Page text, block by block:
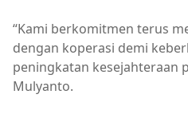
“Kami berkomitmen terus
dengan koperasi demi
peningkatan kesejahteraan
Mulyanto.